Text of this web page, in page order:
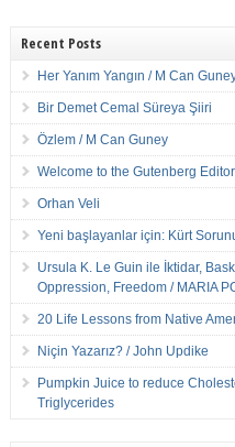
Recent Posts
Her Yanım Yangın / M Can
Bir Demet Cemal Süreya Şiiri
Özlem / M Can Guney
Welcome to the Gutenberg Editor
Orhan Veli
Yeni başlayanlar için: Kürt
Ursula K. Le Guin ile İktidar,
Oppression, Freedom / MARIA
20 Life Lessons from Native
Niçin Yazarız? / John Updike
Pumpkin Juice to reduce
Triglycerides